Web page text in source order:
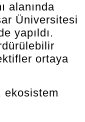
alanında
Üniversitesi
yapıldı.
ortaya
ekosistem